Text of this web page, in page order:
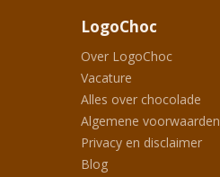
LogoChoc
Over LogoChoc
Vacature
Alles over chocolade
Algemene voorwaarden
Privacy en disclaimer
Blog